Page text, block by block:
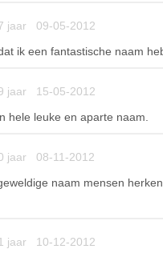
jaar 09-05-2012
ik een fantastische naam
jaar 15-05-2012
hele leuke en aparte naam.
jaar 08-11-2012
naam mensen
jaar 10-12-2012